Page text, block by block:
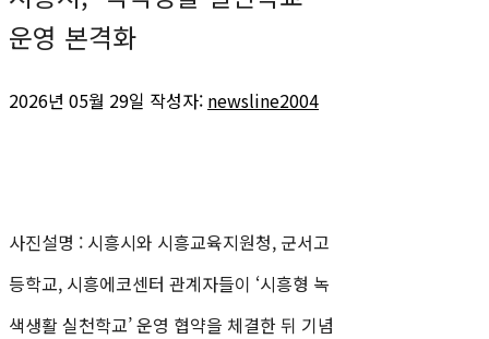
운영 본격화
2026년 05월 29일 작성자: newsline2004
사진설명 : 시흥시와 시흥교육지원청, 군서고
등학교, 시흥에코센터 관계자들이 ‘시흥형 녹
색생활 실천학교’ 운영 협약을 체결한 뒤 기념